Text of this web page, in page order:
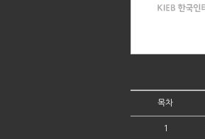
목차
1